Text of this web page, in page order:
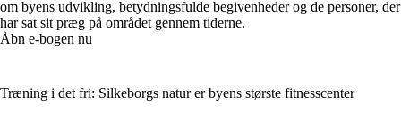
om byens udvikling, betydningsfulde begivenheder og de personer, der
har sat sit præg på området gennem tiderne.
Åbn e-bogen nu
Træning i det fri: Silkeborgs natur er byens største fitnesscenter